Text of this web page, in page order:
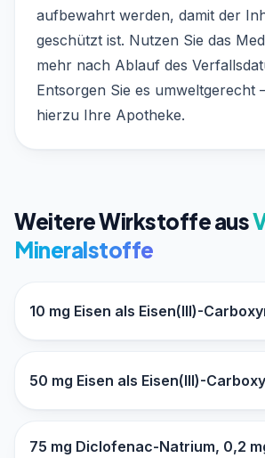
aufbewahrt werden, damit der
geschützt ist. Nutzen Sie das
mehr nach Ablauf des
Entsorgen Sie es umweltgerecht
hierzu Ihre Apotheke.
Weitere Wirkstoffe aus
Mineralstoffe
10 mg Eisen als Eisen(III)-
50 mg Eisen als Eisen(III)-
75 mg Diclofenac-Natrium, 0,2